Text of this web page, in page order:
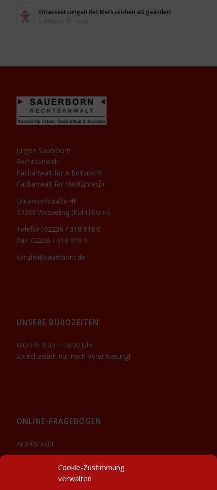
Cookie-Zustimmung
verwalten
Voraussetzungen des Merkzeichen aG geändert
5. März 2017 - 16:28
Jürgen Sauerborn
Rechtsanwalt
Fachanwalt für Arbeitsrecht
Fachanwalt für Medizinrecht
Unterdorfstraße 4F
50389 Wesseling (Köln|Bonn)
Telefon: 02236 / 318 918 0
Fax: 02236 / 318 918 9
kanzlei@sauerborn.de
UNSERE BÜROZEITEN:
MO-FR: 8:00 – 18:00 Uhr
Sprechzeiten nur nach Vereinbarung!
ONLINE-FRAGEBÖGEN
Arbeitsrecht